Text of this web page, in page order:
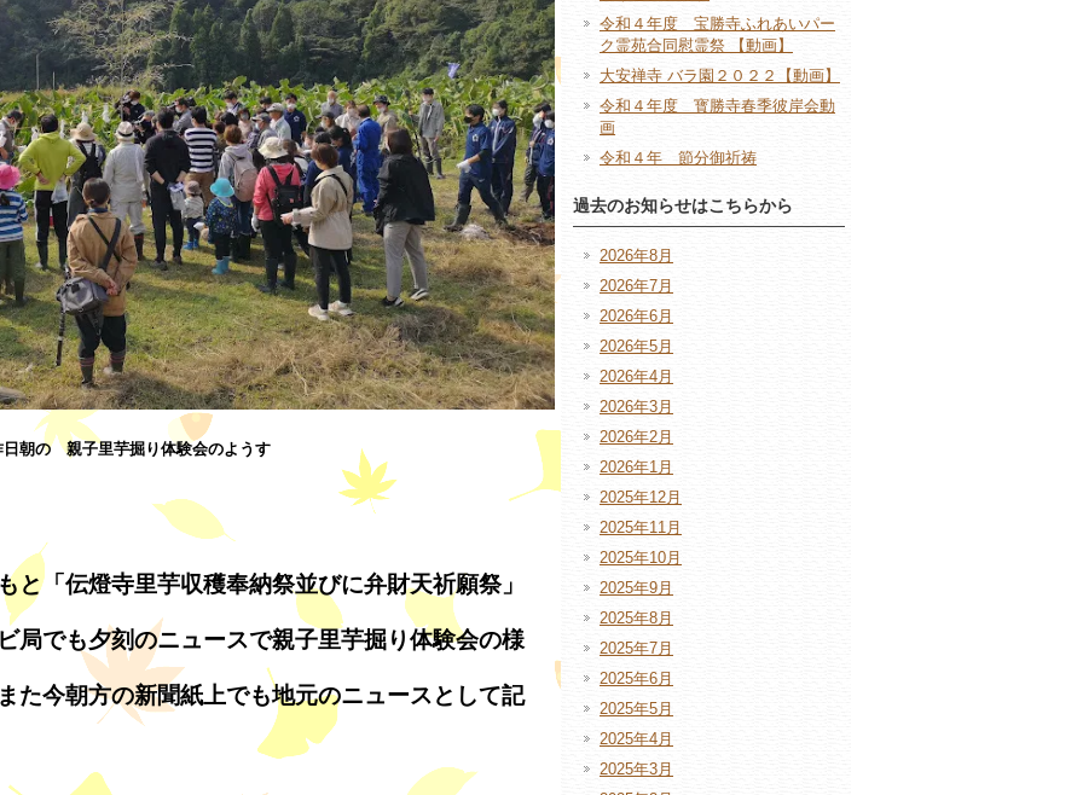
日朝の 親子里芋掘り体験会のようす
と「伝燈寺里芋収穫奉納祭並びに弁財天祈願祭」
局でも夕刻のニュースで親子里芋掘り体験会の様
た今朝方の新聞紙上でも地元のニュースとして記
令和４年度 宝勝寺ふれあいパー
ク霊苑合同慰霊祭 【動画】
大安禅寺 バラ園２０２２【動画】
令和４年度 寳勝寺春季彼岸会動
画
令和４年 節分御祈祷
過去のお知らせはこちらから
2026年8月
2026年7月
2026年6月
2026年5月
2026年4月
2026年3月
2026年2月
2026年1月
2025年12月
2025年11月
2025年10月
2025年9月
2025年8月
2025年7月
2025年6月
2025年5月
2025年4月
2025年3月